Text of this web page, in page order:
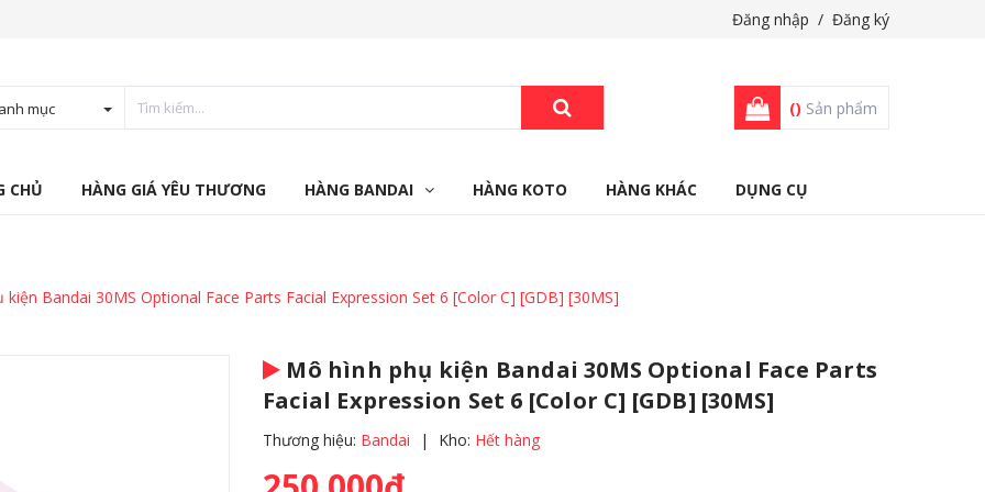
Đăng nhập / Đăng ký
mục () Sản phẩm
CHỦ HÀNG GIÁ YÊU THƯƠNG HÀNG BANDAI HÀNG KOTO HÀNG KHÁC DỤNG CỤ
kiện Bandai 30MS Optional Face Parts Facial Expression Set 6 [Color C] [GDB] [30MS]
Mô hình phụ kiện Bandai 30MS Optional Face Parts
Facial Expression Set 6 [Color C] [GDB] [30MS]
Thương hiệu: Bandai | Kho: Hết hàng